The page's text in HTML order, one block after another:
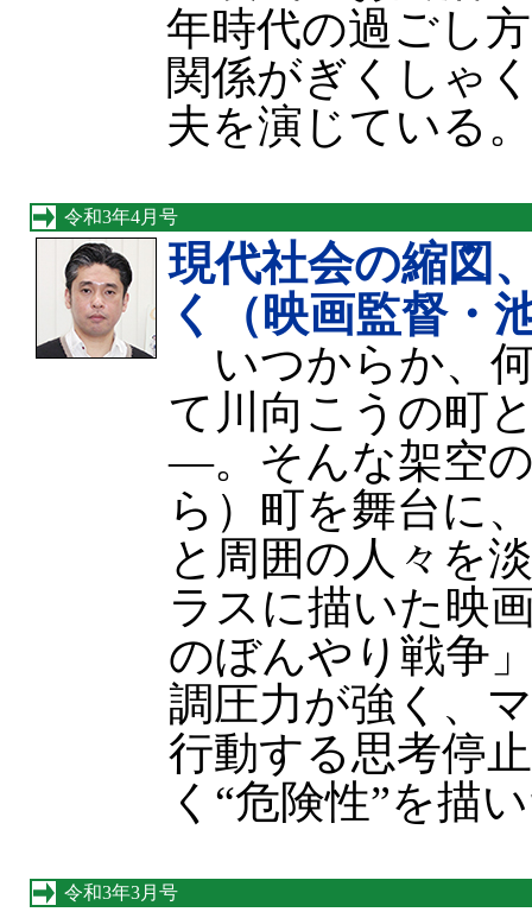
年時代の過ごし
関係がぎくしゃ
夫を演じている。
令和3年4月号
現代社会の縮図
く（映画監督・
いつからか、
て川向こうの町
—。そんな架空
ら）町を舞台に
と周囲の人々を
ラスに描いた映
のぼんやり戦争
調圧力が強く、
行動する思考停
く“危険性”を描
令和3年3月号